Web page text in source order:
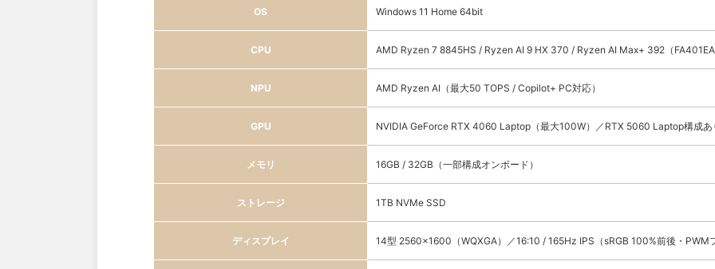
OS Windows 11 Home 64bit
CPU AMD Ryzen 7 8845HS / Ryzen AI 9 HX 370 / Ryzen AI Max+ 392（FA401EA
NPU AMD Ryzen AI（最大50 TOPS / Copilot+ PC対応）
GPU NVIDIA GeForce RTX 4060 Laptop（最大100W）／RTX 5060 Laptop構成あ
メモリ 16GB / 32GB（一部構成オンボード）
ストレージ 1TB NVMe SSD
ディスプレイ 14型 2560×1600（WQXGA）／16:10 / 165Hz IPS（sRGB 100%前後・PWM